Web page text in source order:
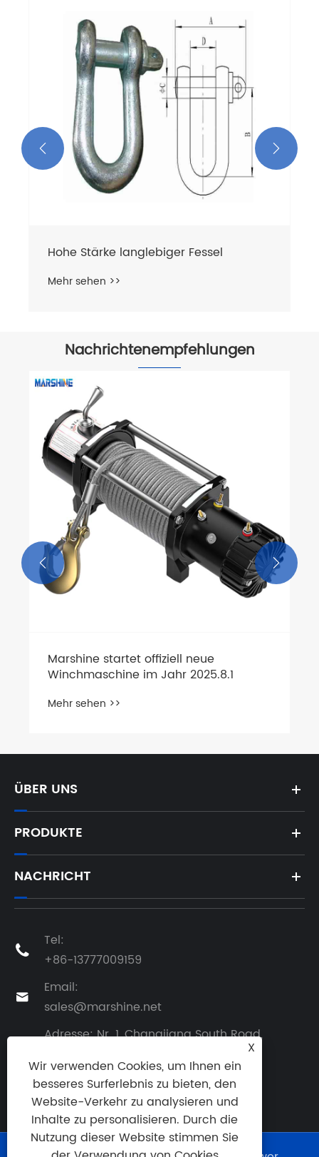
Mehr sehen >>
 
Nachrichtenempfehlungen
So wählen Sie eine elektrische
Seilwinde zum Kabelziehen aus
Mehr sehen >>
 
ÜBER UNS
PRODUKTE
NACHRICHT

Tel:
+86-13777009159

Email:
sales@marshine.net
Adresse: Nr. 1, Changjiang South Road,
X
Wir verwenden Cookies, um Ihnen ein
besseres Surferlebnis zu bieten, den
Website-Verkehr zu analysieren und
Inhalte zu personalisieren. Durch die
Nutzung dieser Website stimmen Sie